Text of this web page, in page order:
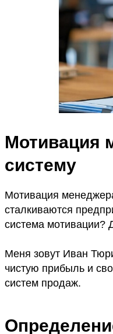
Мотивация
систему
Мотивация
сталкиваются
система мотивации?
Меня зовут Иван
чистую прибыль и
систем продаж.